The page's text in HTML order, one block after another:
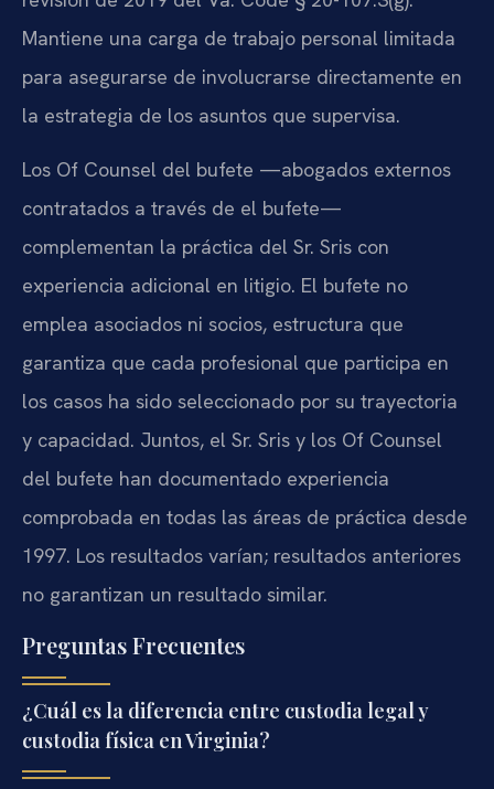
Mantiene una carga de trabajo personal limitada
para asegurarse de involucrarse directamente en
la estrategia de los asuntos que supervisa.
Los Of Counsel del bufete —abogados externos
contratados a través de el bufete—
complementan la práctica del Sr. Sris con
experiencia adicional en litigio. El bufete no
emplea asociados ni socios, estructura que
garantiza que cada profesional que participa en
los casos ha sido seleccionado por su trayectoria
y capacidad. Juntos, el Sr. Sris y los Of Counsel
del bufete han documentado experiencia
comprobada en todas las áreas de práctica desde
1997. Los resultados varían; resultados anteriores
no garantizan un resultado similar.
Preguntas Frecuentes
¿Cuál es la diferencia entre custodia legal y
custodia física en Virginia?